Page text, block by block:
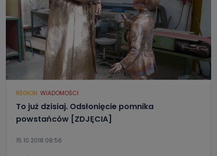
REGION WIADOMOŚCI
To już dzisiaj. Odsłonięcie pomnika
powstańców [ZDJĘCIA]
15.10.2018 08:56